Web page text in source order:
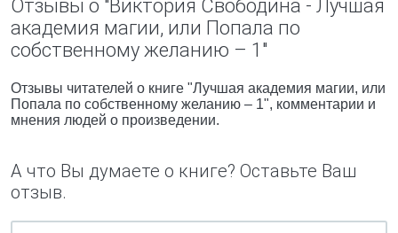
Отзывы о "Виктория Свободина - Лучшая
академия магии, или Попала по
собственному желанию – 1"
Отзывы читателей о книге "Лучшая академия магии, или
Попала по собственному желанию – 1", комментарии и
мнения людей о произведении.
А что Вы думаете о книге? Оставьте Ваш
отзыв.